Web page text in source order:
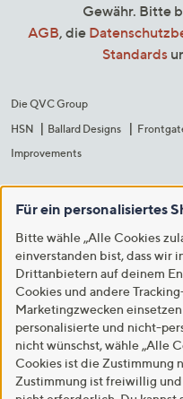
Gewähr. Bitte
AGB, die
Standards
Die QVC Group
HSN
Ballard Designs
Improvements
Für ein personalisiertes
Bitte wähle „Alle Cookies
einverstanden bist, dass wir
Drittanbietern auf deinem
Cookies und andere
Marketingzwecken
personalisierte und nicht-
nicht wünschst, wähle „Alle
Cookies ist die Zustimmung
Zustimmung ist freiwillig